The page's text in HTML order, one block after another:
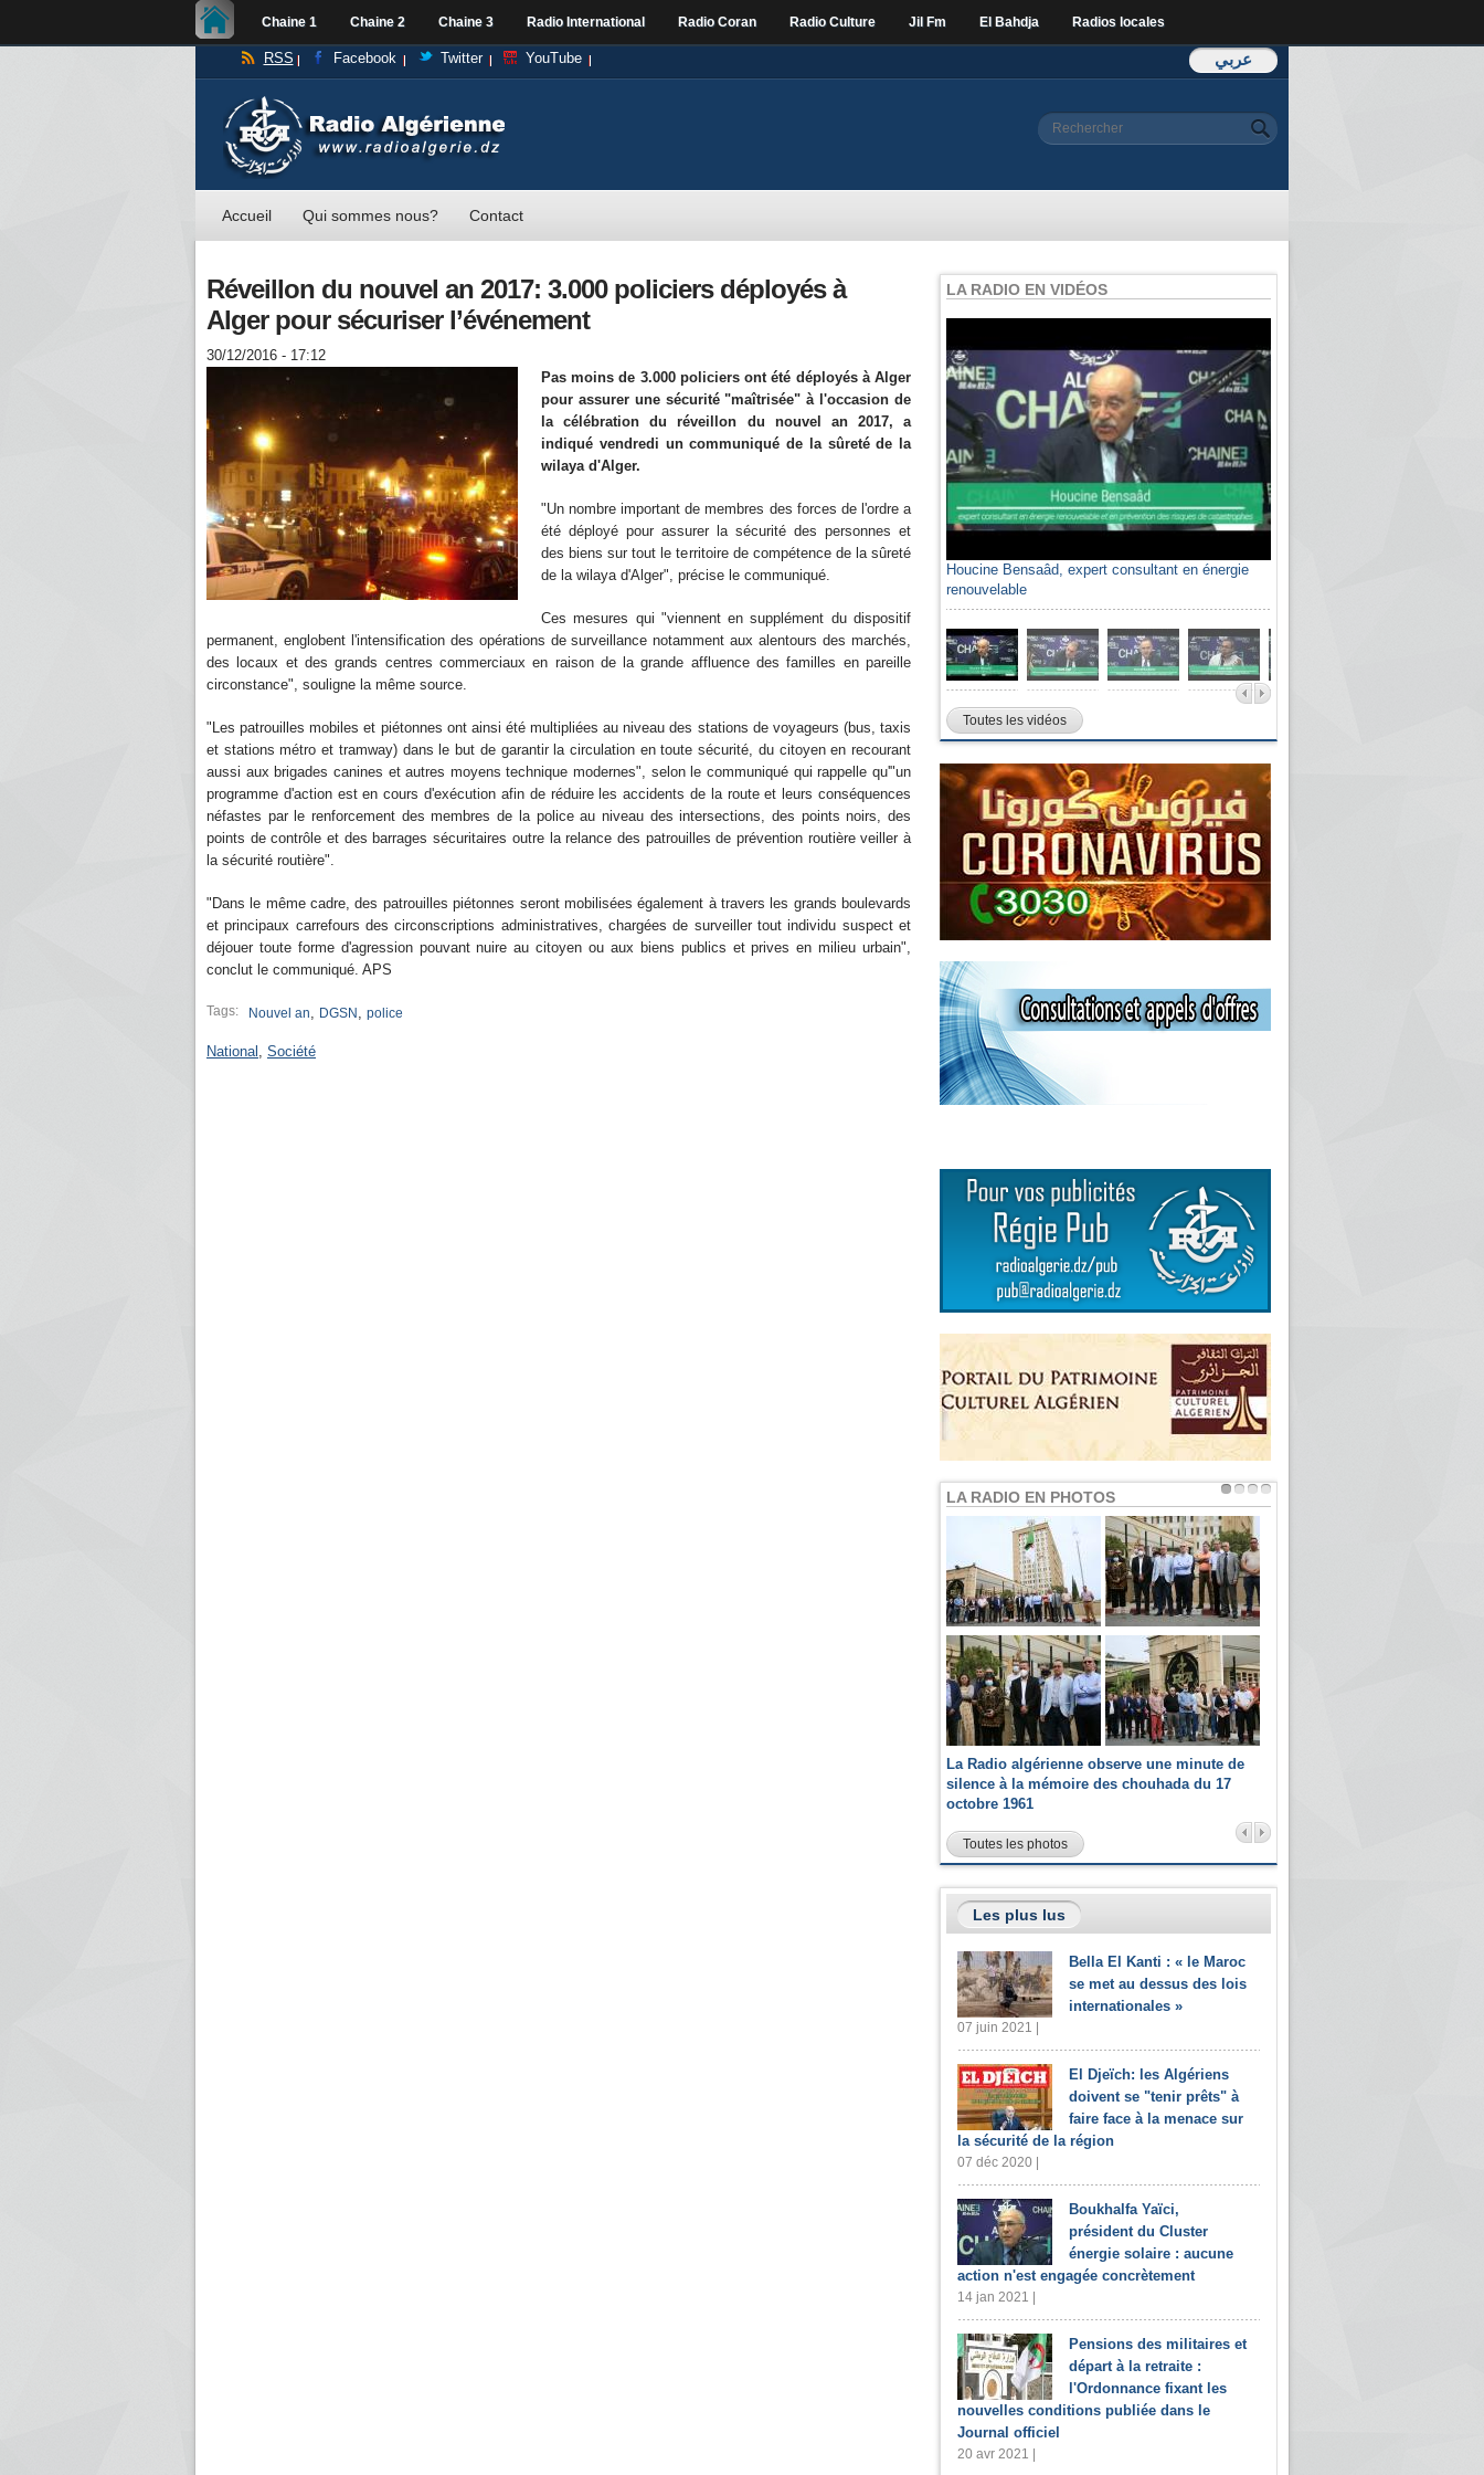
Chaine 1 Chaine 2 Chaine 3 Radio International Radio Coran Radio Culture Jil Fm El Bahdja Radios locales
عربي RSS Facebook Twitter YouTube
Formulaire de
Rechercher
Accueil Qui sommes nous? Contact
Réveillon du nouvel an 2017: 3.000 policiers déployés à
Alger pour sécuriser l’événement
30/12/2016 - 17:12
Pas moins de 3.000 policiers ont été déployés à Alger
pour assurer une sécurité "maîtrisée" à l'occasion de
la célébration du réveillon du nouvel an 2017, a
indiqué vendredi un communiqué de la sûreté de la
wilaya d'Alger.
"Un nombre important de membres des forces de l'ordre a
été déployé pour assurer la sécurité des personnes et
des biens sur tout le territoire de compétence de la sûreté
de la wilaya d'Alger", précise le communiqué.
Ces mesures qui "viennent en supplément du dispositif
permanent, englobent l'intensification des opérations de surveillance notamment aux alentours des marchés,
des locaux et des grands centres commerciaux en raison de la grande affluence des familles en pareille
circonstance", souligne la même source.
"Les patrouilles mobiles et piétonnes ont ainsi été multipliées au niveau des stations de voyageurs (bus, taxis
et stations métro et tramway) dans le but de garantir la circulation en toute sécurité, du citoyen en recourant
aussi aux brigades canines et autres moyens technique modernes", selon le communiqué qui rappelle qu'"un
programme d'action est en cours d'exécution afin de réduire les accidents de la route et leurs conséquences
néfastes par le renforcement des membres de la police au niveau des intersections, des points noirs, des
points de contrôle et des barrages sécuritaires outre la relance des patrouilles de prévention routière veiller à
la sécurité routière".
"Dans le même cadre, des patrouilles piétonnes seront mobilisées également à travers les grands boulevards
et principaux carrefours des circonscriptions administratives, chargées de surveiller tout individu suspect et
déjouer toute forme d'agression pouvant nuire au citoyen ou aux biens publics et prives en milieu urbain",
conclut le communiqué. APS
Tags: Nouvel an, DGSN , police
National , Société
LA RADIO EN VIDÉOS
Houcine Bensaâd, expert consultant en énergie
renouvelable
Toutes les vidéos
LA RADIO EN PHOTOS
La Radio algérienne observe une minute de
silence à la mémoire des chouhada du 17
octobre 1961
Toutes les photos
Les plus lus
Bella El Kanti : « le Maroc
se met au dessus des lois
internationales »
07 juin 2021 |
El Djeïch: les Algériens
doivent se "tenir prêts" à
faire face à la menace sur
la sécurité de la région
07 déc 2020 |
Boukhalfa Yaïci,
président du Cluster
énergie solaire : aucune
action n'est engagée concrètement
14 jan 2021 |
Pensions des militaires et
départ à la retraite :
l'Ordonnance fixant les
nouvelles conditions publiée dans le
Journal officiel
20 avr 2021 |